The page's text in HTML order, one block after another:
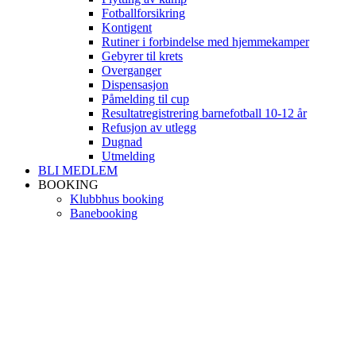
Fotballforsikring
Kontigent
Rutiner i forbindelse med hjemmekamper
Gebyrer til krets
Overganger
Dispensasjon
Påmelding til cup
Resultatregistrering barnefotball 10-12 år
Refusjon av utlegg
Dugnad
Utmelding
BLI MEDLEM
BOOKING
Klubbhus booking
Banebooking